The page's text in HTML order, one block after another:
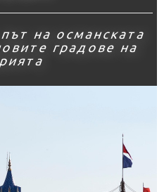
на османската
градове на